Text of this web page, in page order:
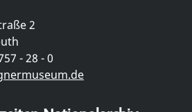
2
- 28 - 0